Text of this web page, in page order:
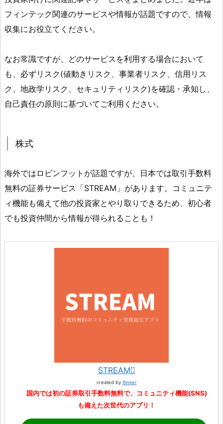
フィンテック関連のサービスや情報が話題ですので、情報
収集にお役立てください。
なお常識ですが、どのサービスを利用する場合において
も、必ずリスク(値動きリスク、事業者リスク、信用リス
ク、地政学リスク、セキュリティリスク)を確認・承知し、
自己責任の原則に基づいてご利用ください。
株式
海外ではロビンフットが話題ですが、日本では取引手数料
無料の証券サービス「STREAM」があります。コミュニテ
ィ機能も備えて他の投資家とやり取りできるため、初心者
でも投資仲間から情報が得られることも！
STREAM
created by Rinker
国内では初の証券取引手数料無料で、コミュニティ機能(SNS)
も備えた次世代のアプリ！